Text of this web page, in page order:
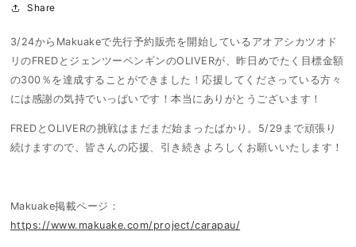
Share
3/24からMakuakeで先行予約販売を開始しているアオアシカツオド
リのFREDとジェンツーペンギンのOLIVERが、昨日めでたく目標金額
の300％を達成することができました！応援してくださっている方々
には感謝の気持でいっぱいです！本当にありがとうございます！
FREDとOLIVERの挑戦はまだまだ始まったばかり。5/29まで頑張り
続けますので、皆さんの応援、引き続きよろしくお願いいたします！
Makuake掲載ページ：
https://www.makuake.com/project/carapau/